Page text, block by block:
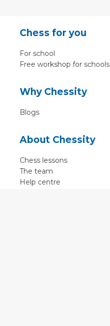
Chess for you
For school
Free workshop for schools
Why Chessity
Blogs
About Chessity
Chess lessons
The team
Help centre